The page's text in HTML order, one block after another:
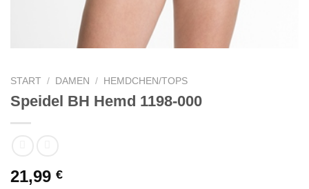
START / DAMEN / HEMDCHEN/TOPS
Speidel BH Hemd 1198-000
21,99 €